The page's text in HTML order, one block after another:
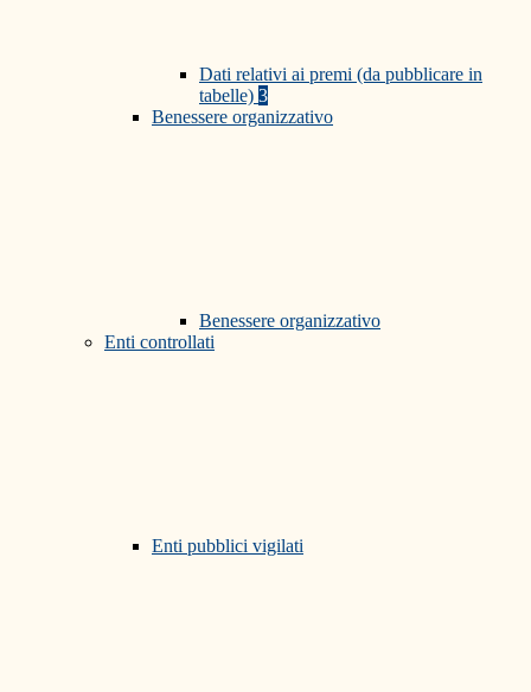
Dati relativi ai premi (da pubblicare in
tabelle) 3
Benessere organizzativo
Benessere organizzativo
Enti controllati
Enti pubblici vigilati